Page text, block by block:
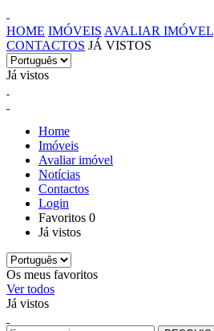
HOME IMÓVEIS AVALIAR IMÓVEL
CONTACTOS JÁ VISTOS
Já vistos
Home
Imóveis
Avaliar imóvel
Notícias
Contactos
Login
Favoritos 0
Já vistos
Os meus favoritos
Ver todos
Já vistos